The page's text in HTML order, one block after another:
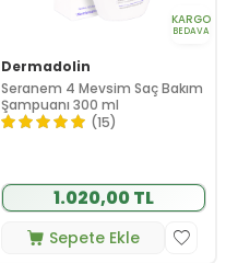
KARGO
BEDAVA
Dermadolin
Seranem 4 Mevsim Saç Bakım
Şampuanı 300 ml
(15)
1.020,00 TL
Sepete Ekle